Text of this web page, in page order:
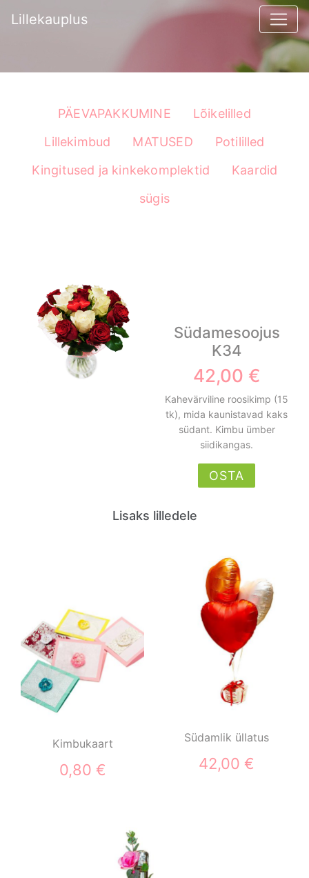
Lillekauplus
PÄEVAPAKKUMINE
Lõikelilled
Lillekimbud
MATUSED
Potililled
Kingitused ja kinkekomplektid
Kaardid
sügis
Südamesoojus
K34
42,00 €
Kahevärviline roosikimp (15
tk), mida kaunistavad kaks
südant. Kimbu ümber
siidikangas.
OSTA
Lisaks lilledele
Kimbukaart
0,80 €
Südamlik üllatus
42,00 €